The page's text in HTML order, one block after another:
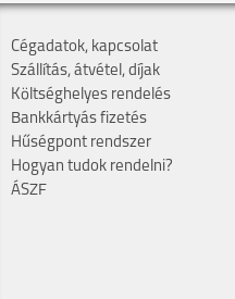
Cégadatok, kapcsolat
Szállítás, átvétel, díjak
Költséghelyes rendelés
Bankkártyás fizetés
Hűségpont rendszer
Hogyan tudok rendelni?
ÁSZF